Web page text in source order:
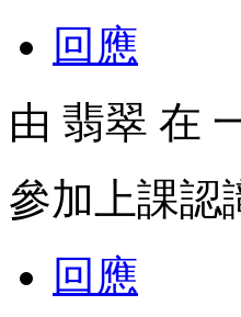
回應
由 翡翠 在
參加上課認
回應